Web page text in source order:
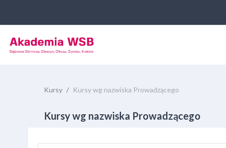
Kursy Kursy wg nazwiska Prowadzącego
Kursy wg nazwiska Prowadzącego